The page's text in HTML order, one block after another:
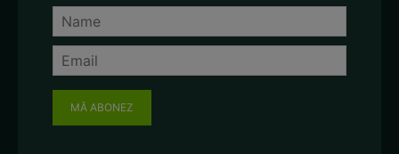
MĂ ABONEZ